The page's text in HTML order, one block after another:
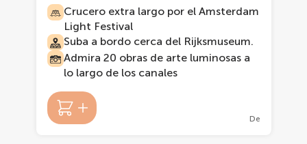
Crucero extra largo por el Amsterdam
Light Festival
Suba a bordo cerca del Rijksmuseum.
Admira 20 obras de arte luminosas a
lo largo de los canales
De